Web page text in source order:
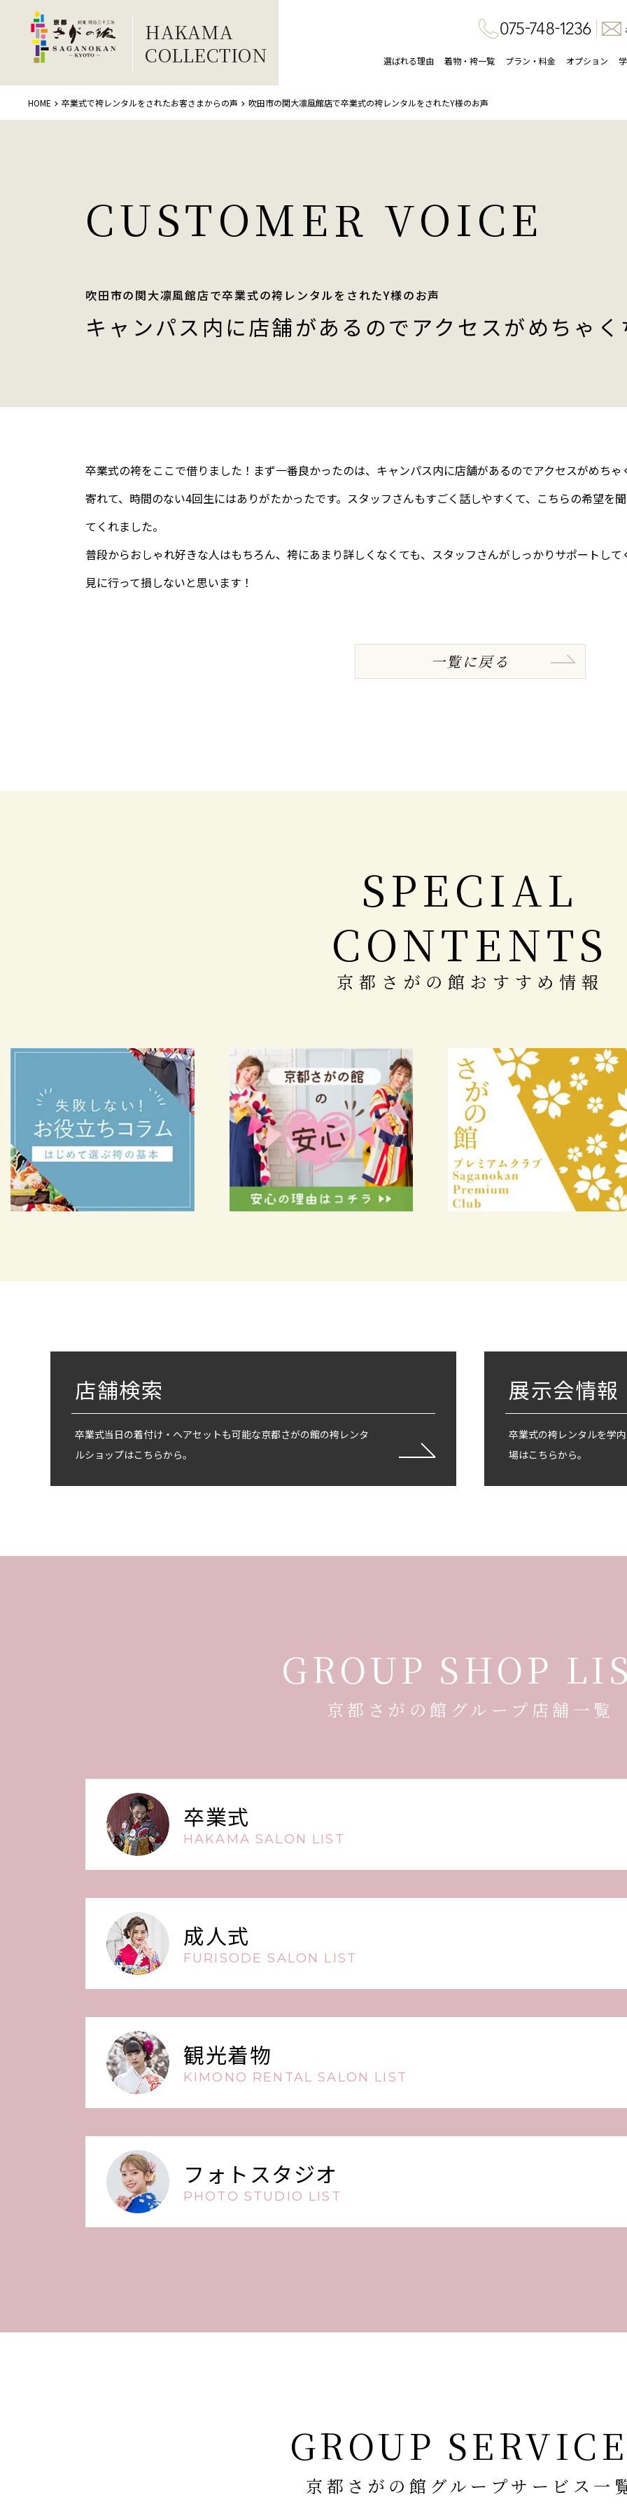
HAKAMA
COLLECTION
選ばれる理由 着物・袴一覧 プラン・料金 オプション
HOME 卒業式で袴レンタルをされたお客さまからの声 吹田市の関大凛風館店で卒業式の袴レンタルをされたY様のお声
CUSTOMER VOICE
吹田市の関大凛風館店で卒業式の袴レンタルをされたY様のお声
キャンパス内に店舗があるのでアクセスがめちゃ
卒業式の袴をここで借りました！まず一番良かったのは、キャンパス内に店舗があるのでアクセスがめち
寄れて、時間のない4回生にはありがたかったです。スタッフさんもすごく話しやすくて、こちらの希望を
てくれました。
普段からおしゃれ好きな人はもちろん、袴にあまり詳しくなくても、スタッフさんがしっかりサポートし
見に行って損しないと思います！
一覧に戻る
SPECIAL
CONTENTS
京都さがの館おすすめ情報
店舗検索
卒業式当日の着付け・ヘアセットも可能な京都さがの館の袴レンタ
ルショップはこちらから。
展示会情報
卒業式の袴レンタルを学
場はこちらから。
GROUP SHOP
京都さがの館グループ店舗一覧
卒業式
HAKAMA SALON LIST
成人式
FURISODE SALON LIST
観光着物
KIMONO RENTAL SALON LIST
フォトスタジオ
PHOTO STUDIO LIST
GROUP
京都さがの館グループサービス一